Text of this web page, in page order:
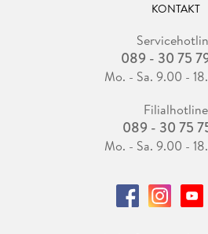
KONTAKT
089 - 30 75
Mo. - Sa. 9.00 -
Filialhotline
089 - 30 75
Mo. - Sa. 9.00 -